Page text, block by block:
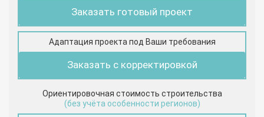
Заказать готовый проект
Адаптация проекта под Ваши требования
Заказать с корректировкой
Ориентировочная стоимость строительства
(без учёта особенности регионов)